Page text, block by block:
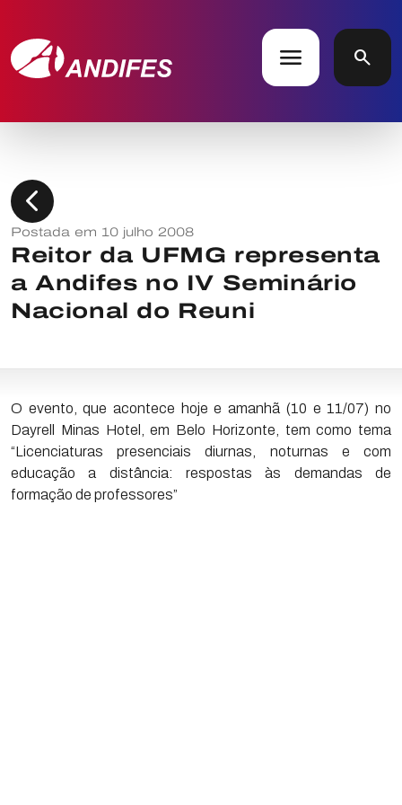
menu search
chevron_left
Postada em 10 julho 2008
Reitor da UFMG representa
a Andifes no IV Seminário
Nacional do Reuni
O evento, que acontece hoje e amanhã (10 e 11/07) no
Dayrell Minas Hotel, em Belo Horizonte, tem como tema
“Licenciaturas presenciais diurnas, noturnas e com
educação a distância: respostas às demandas de
formação de professores”